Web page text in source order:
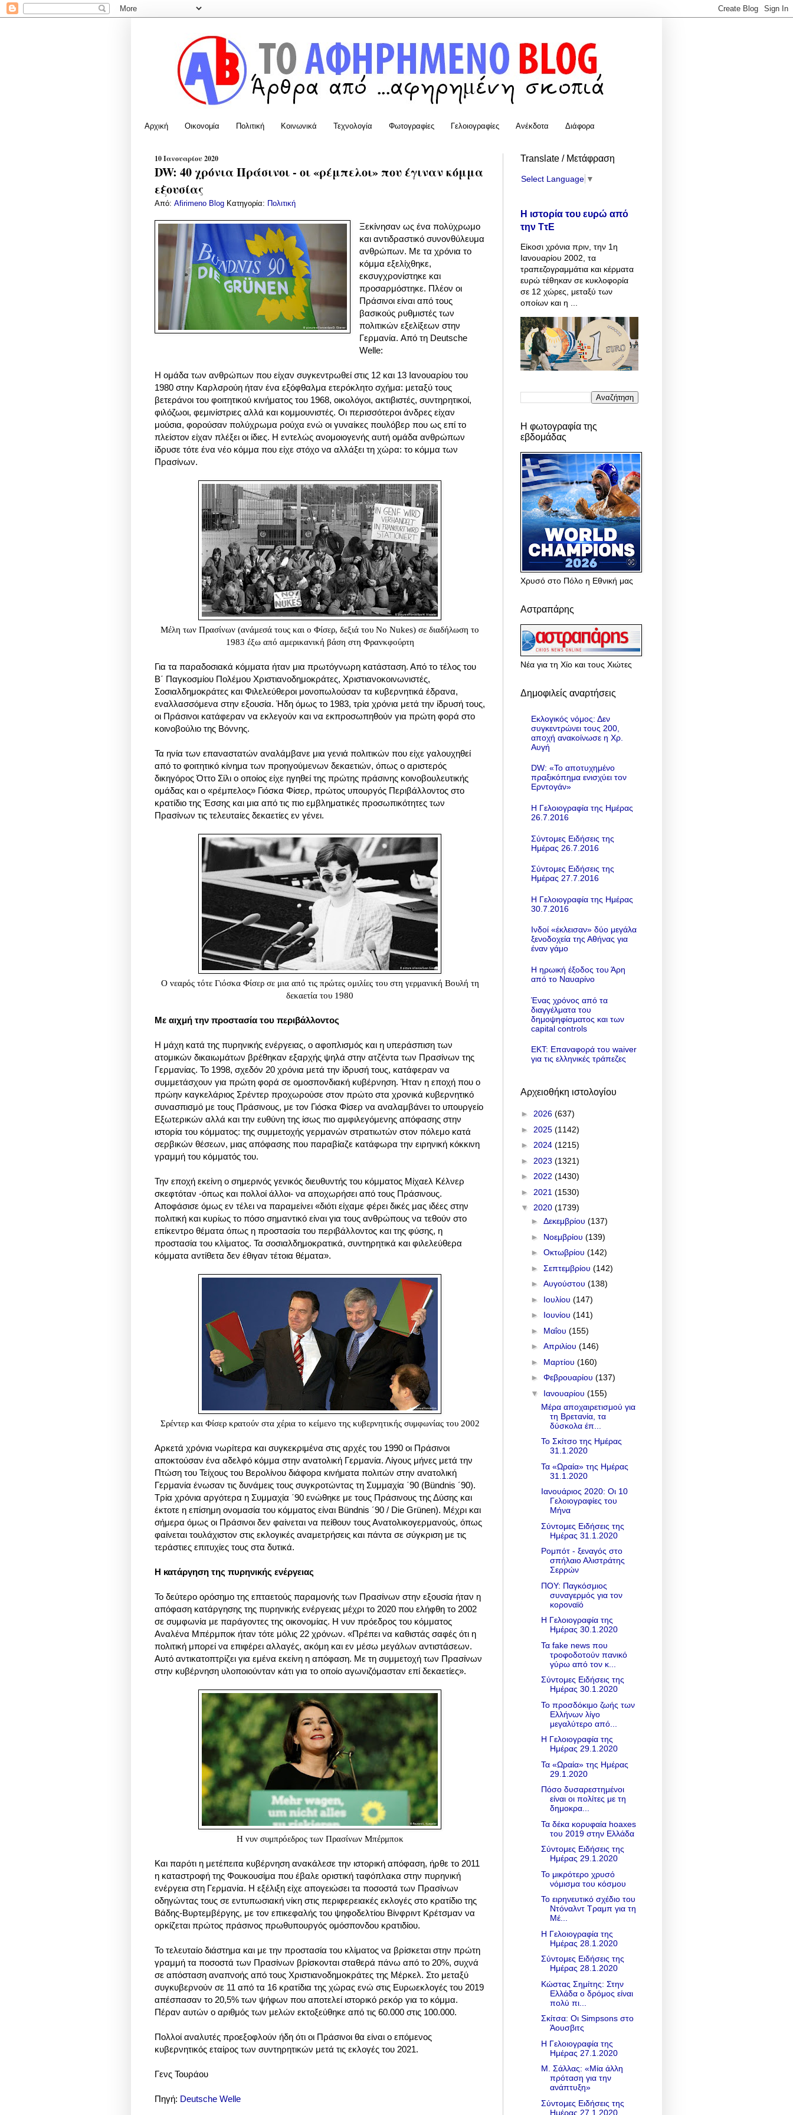
Αρχική Οικονομία Πολιτική Κοινωνικά Τεχνολογία Φωτογραφίες Γελοιογραφίες Ανέκδοτα Διάφορα
10 Ιανουαρίου 2020
DW: 40 χρόνια Πράσινοι - οι «ρέμπελοι» που έγιναν κόμμα
εξουσίας
Από: Afirimeno Blog Κατηγορία: Πολιτική
Ξεκίνησαν ως ένα πολύχρωμο
και αντιδραστικό συνονθύλευμα
ανθρώπων. Με τα χρόνια το
κόμμα εξελίχθηκε,
εκσυγχρονίστηκε και
προσαρμόστηκε. Πλέον οι
Πράσινοι είναι από τους
βασικούς ρυθμιστές των
πολιτικών εξελίξεων στην
Γερμανία. Από τη Deutsche
Welle:
Η ομάδα των ανθρώπων που είχαν συγκεντρωθεί στις 12 και 13 Ιανουαρίου του
1980 στην Καρλσρούη ήταν ένα εξόφθαλμα ετερόκλητο σχήμα: μεταξύ τους
βετεράνοι του φοιτητικού κινήματος του 1968, οικολόγοι, ακτιβιστές, συντηρητικοί,
φιλόζωοι, φεμινίστριες αλλά και κομμουνιστές. Οι περισσότεροι άνδρες είχαν
μούσια, φορούσαν πολύχρωμα ρούχα ενώ οι γυναίκες πουλόβερ που ως επί το
πλείστον είχαν πλέξει οι ίδιες. Η εντελώς ανομοιογενής αυτή ομάδα ανθρώπων
ίδρυσε τότε ένα νέο κόμμα που είχε στόχο να αλλάξει τη χώρα: το κόμμα των
Πρασίνων.
Μέλη των Πρασίνων (ανάμεσά τους και ο Φίσερ, δεξιά του No Nukes) σε διαδήλωση το
1983 έξω από αμερικανική βάση στη Φρανκφούρτη
Για τα παραδοσιακά κόμματα ήταν μια πρωτόγνωρη κατάσταση. Από το τέλος του
Β΄ Παγκοσμίου Πολέμου Χριστιανοδημοκράτες, Χριστιανοκοινωνιστές,
Σοσιαλδημοκράτες και Φιλελεύθεροι μονοπωλούσαν τα κυβερνητικά έδρανα,
εναλλασσόμενα στην εξουσία. Ήδη όμως το 1983, τρία χρόνια μετά την ίδρυσή τους,
οι Πράσινοι κατάφεραν να εκλεγούν και να εκπροσωπηθούν για πρώτη φορά στο
κοινοβούλιο της Βόννης.
Τα ηνία των επαναστατών αναλάμβανε μια γενιά πολιτικών που είχε γαλουχηθεί
από το φοιτητικό κίνημα των προηγούμενων δεκαετιών, όπως ο αριστερός
δικηγόρος Όττο Σίλι ο οποίος είχε ηγηθεί της πρώτης πράσινης κοινοβουλευτικής
ομάδας και ο «ρέμπελος» Γιόσκα Φίσερ, πρώτος υπoυργός Περιβάλλοντος στο
κρατίδιο της Έσσης και μια από τις πιο εμβληματικές προσωπικότητες των
Πρασίνων τις τελευταίες δεκαετίες εν γένει.
Ο νεαρός τότε Γιόσκα Φίσερ σε μια από τις πρώτες ομιλίες του στη γερμανική Βουλή τη
δεκαετία του 1980
Με αιχμή την προστασία του περιβάλλοντος
Η μάχη κατά της πυρηνικής ενέργειας, ο αφοπλισμός και η υπεράσπιση των
ατομικών δικαιωμάτων βρέθηκαν εξαρχής ψηλά στην ατζέντα των Πρασίνων της
Γερμανίας. Το 1998, σχεδόν 20 χρόνια μετά την ίδρυσή τους, κατάφεραν να
συμμετάσχουν για πρώτη φορά σε ομοσπονδιακή κυβέρνηση. Ήταν η εποχή που ο
πρώην καγκελάριος Σρέντερ προχωρούσε στον πρώτο στα χρονικά κυβερνητικό
συνασπισμό με τους Πράσινους, με τον Γιόσκα Φίσερ να αναλαμβάνει το υπουργείο
Εξωτερικών αλλά και την ευθύνη της ίσως πιο αμφιλεγόμενης απόφασης στην
ιστορία του κόμματος: της συμμετοχής γερμανών στρατιωτών στον πόλεμο κατά
σερβικών θέσεων, μιας απόφασης που παραβίαζε κατάφωρα την ειρηνική κόκκινη
γραμμή του κόμματός του.
Την εποχή εκείνη ο σημερινός γενικός διευθυντής του κόμματος Μίχαελ Κέλνερ
σκεφτόταν -όπως και πολλοί άλλοι- να αποχωρήσει από τους Πράσινους.
Αποφάσισε όμως εν τέλει να παραμείνει «διότι είχαμε φέρει δικές μας ιδέες στην
πολιτική και κυρίως το πόσο σημαντικό είναι για τους ανθρώπους να τεθούν στο
επίκεντρο θέματα όπως η προστασία του περιβάλλοντος και της φύσης, η
προστασία του κλίματος. Τα σοσιαλδημοκρατικά, συντηρητικά και φιλελεύθερα
κόμματα αντίθετα δεν έθιγαν τέτοια θέματα».
Σρέντερ και Φίσερ κρατούν στα χέρια το κείμενο της κυβερνητικής συμφωνίας του 2002
Αρκετά χρόνια νωρίτερα και συγκεκριμένα στις αρχές του 1990 οι Πράσινοι
αποκτούσαν ένα αδελφό κόμμα στην ανατολική Γερμανία. Λίγους μήνες μετά την
Πτώση του Τείχους του Βερολίνου διάφορα κινήματα πολιτών στην ανατολική
Γερμανία ένωσαν τις δυνάμεις τους συγκροτώντας τη Συμμαχία ΄90 (Bündnis ´90).
Τρία χρόνια αργότερα η Συμμαχία ΄90 ενώθηκε με τους Πράσινους της Δύσης και
έκτοτε η επίσημη ονομασία του κόμματος είναι Bündnis ´90 / Die Grünen). Μέχρι και
σήμερα όμως οι Πράσινοι δεν φαίνεται να πείθουν τους Ανατολικογερμανούς, όπως
φαίνεται τουλάχιστον στις εκλογικές αναμετρήσεις και πάντα σε σύγκριση με τις
τεράστιες επιτυχίες τους στα δυτικά.
Η κατάργηση της πυρηνικής ενέργειας
Το δεύτερο ορόσημο της επταετούς παραμονής των Πρασίνων στην εξουσία ήταν η
απόφαση κατάργησης της πυρηνικής ενέργειας μέχρι το 2020 που ελήφθη το 2002
σε συμφωνία με παράγοντες της οικονομίας. Η νυν πρόεδρος του κόμματος
Αναλένα Μπέρμποκ ήταν τότε μόλις 22 χρόνων. «Πρέπει να καθιστάς σαφές ότι η
πολιτική μπορεί να επιφέρει αλλαγές, ακόμη και εν μέσω μεγάλων αντιστάσεων.
Αυτό αντικατοπτρίζει για εμένα εκείνη η απόφαση. Με τη συμμετοχή των Πρασίνων
στην κυβέρνηση υλοποιούνταν κάτι για το οποίο αγωνιζόμασταν επί δεκαετίες».
Η νυν συμπρόεδρος των Πρασίνων Μπέρμποκ
Και παρότι η μετέπειτα κυβέρνηση ανακάλεσε την ιστορική απόφαση, ήρθε το 2011
η καταστροφή της Φουκουσίμα που έβαλε οριστική ταφόπλακα στην πυρηνική
ενέργεια στη Γερμανία. Η εξέλιξη είχε απογειώσει τα ποσοστά των Πρασίνων
οδηγώντας τους σε εντυπωσιακή νίκη στις περιφερειακές εκλογές στο κρατίδιο της
Βάδης-Βυρτεμβέργης, με τον επικεφαλής του ψηφοδελτίου Βίνφριντ Κρέτσμαν να
ορκίζεται πρώτος πράσινος πρωθυπουργός ομόσπονδου κρατιδίου.
Το τελευταίο διάστημα και με την προστασία του κλίματος να βρίσκεται στην πρώτη
γραμμή τα ποσοστά των Πρασίνων βρίσκονται σταθερά πάνω από το 20%, συχνά
σε απόσταση αναπνοής από τους Χριστιανοδημοκράτες της Μέρκελ. Στο μεταξύ
συγκυβερνούν σε 11 από τα 16 κρατίδια της χώρας ενώ στις Ευρωεκλογές του 2019
απέσπασαν το 20,5% των ψήφων που αποτελεί ιστορικό ρεκόρ για το κόμμα.
Πέραν αυτών ο αριθμός των μελών εκτοξεύθηκε από τις 60.000 στις 100.000.
Πολλοί αναλυτές προεξοφλούν ήδη ότι οι Πράσινοι θα είναι ο επόμενος
κυβερνητικός εταίρος των συντηρητικών μετά τις εκλογές του 2021.
Γενς Τουράου
Πηγή: Deutsche Welle
Translate / Μετάφραση
Select Language ▼
Η ιστορία του ευρώ από
την ΤτΕ
Είκοσι χρόνια πριν, την 1η
Ιανουαρίου 2002, τα
τραπεζογραμμάτια και κέρματα
ευρώ τέθηκαν σε κυκλοφορία
σε 12 χώρες, μεταξύ των
οποίων και η ...
Η φωτογραφία της
εβδομάδας
Χρυσό στο Πόλο η Εθνική μας
Αστραπάρης
Νέα για τη Χίο και τους Χιώτες
Δημοφιλείς αναρτήσεις
Εκλογικός νόμος: Δεν
συγκεντρώνει τους 200,
αποχή ανακοίνωσε η Χρ.
Αυγή
DW: «To αποτυχημένο
πραξικόπημα ενισχύει τον
Ερντογάν»
Η Γελοιογραφία της Ημέρας
26.7.2016
Σύντομες Ειδήσεις της
Ημέρας 26.7.2016
Σύντομες Ειδήσεις της
Ημέρας 27.7.2016
Η Γελοιογραφία της Ημέρας
30.7.2016
Ινδοί «έκλεισαν» δύο μεγάλα
ξενοδοχεία της Αθήνας για
έναν γάμο
Η ηρωική έξοδος του Άρη
από το Ναυαρίνο
Ένας χρόνος από τα
διαγγέλματα του
δημοψηφίσματος και των
capital controls
ΕΚΤ: Επαναφορά του waiver
για τις ελληνικές τράπεζες
Αρχειοθήκη ιστολογίου
► 2026 (637)
► 2025 (1142)
► 2024 (1215)
► 2023 (1321)
► 2022 (1430)
► 2021 (1530)
▼ 2020 (1739)
► Δεκεμβρίου (137)
► Νοεμβρίου (139)
► Οκτωβρίου (142)
► Σεπτεμβρίου (142)
► Αυγούστου (138)
► Ιουλίου (147)
► Ιουνίου (141)
► Μαΐου (155)
► Απριλίου (146)
► Μαρτίου (160)
► Φεβρουαρίου (137)
▼ Ιανουαρίου (155)
Μέρα αποχαιρετισμού για
τη Βρετανία, τα
δύσκολα έπ...
Το Σκίτσο της Ημέρας
31.1.2020
Τα «Ωραία» της Ημέρας
31.1.2020
Ιανουάριος 2020: Οι 10
Γελοιογραφίες του
Μήνα
Σύντομες Ειδήσεις της
Ημέρας 31.1.2020
Ρομπότ - ξεναγός στο
σπήλαιο Αλιστράτης
Σερρών
ΠΟΥ: Παγκόσμιος
συναγερμός για τον
κοροναϊό
Η Γελοιογραφία της
Ημέρας 30.1.2020
Τα fake news που
τροφοδοτούν πανικό
γύρω από τον κ...
Σύντομες Ειδήσεις της
Ημέρας 30.1.2020
Το προσδόκιμο ζωής των
Ελλήνων λίγο
μεγαλύτερο από...
Η Γελοιογραφία της
Ημέρας 29.1.2020
Τα «Ωραία» της Ημέρας
29.1.2020
Πόσο δυσαρεστημένοι
είναι οι πολίτες με τη
δημοκρα...
Τα δέκα κορυφαία hoaxes
του 2019 στην Ελλάδα
Σύντομες Ειδήσεις της
Ημέρας 29.1.2020
Το μικρότερο χρυσό
νόμισμα του κόσμου
Το ειρηνευτικό σχέδιο του
Ντόναλντ Τραμπ για τη
Μέ...
Η Γελοιογραφία της
Ημέρας 28.1.2020
Σύντομες Ειδήσεις της
Ημέρας 28.1.2020
Κώστας Σημίτης: Στην
Ελλάδα ο δρόμος είναι
πολύ πι...
Σκίτσα: Οι Simpsons στο
Άουσβιτς
Η Γελοιογραφία της
Ημέρας 27.1.2020
Μ. Σάλλας: «Μία άλλη
πρόταση για την
ανάπτυξη»
Σύντομες Ειδήσεις της
Ημέρας 27.1.2020